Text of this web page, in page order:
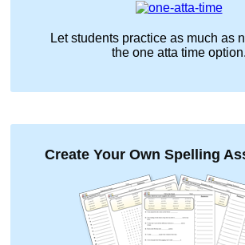
Let students practice as much as
the one atta timeoption.
Create Your Own Spelling